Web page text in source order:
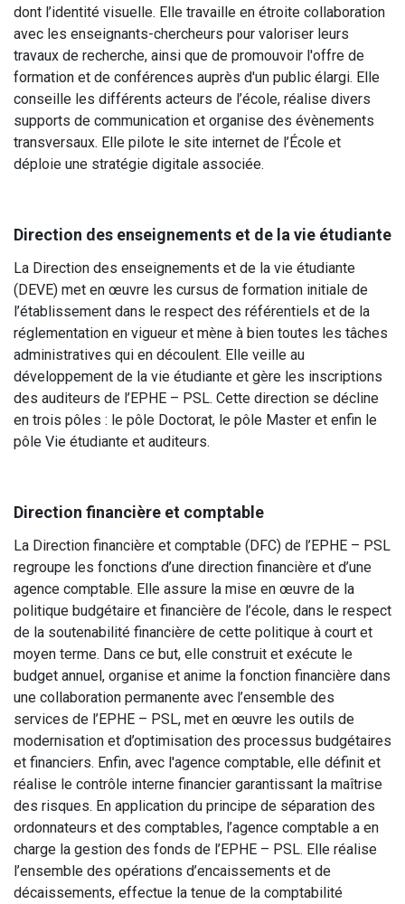
dont l’identité visuelle. Elle travaille en étroite collaboration
avec les enseignants-chercheurs pour valoriser leurs
travaux de recherche, ainsi que de promouvoir l'offre de
formation et de conférences auprès d'un public élargi. Elle
conseille les différents acteurs de l’école, réalise divers
supports de communication et organise des évènements
transversaux. Elle pilote le site internet de l’École et
déploie une stratégie digitale associée.
Direction des enseignements et de la vie étudiante
La Direction des enseignements et de la vie étudiante
(DEVE) met en œuvre les cursus de formation initiale de
l’établissement dans le respect des référentiels et de la
réglementation en vigueur et mène à bien toutes les tâches
administratives qui en découlent. Elle veille au
développement de la vie étudiante et gère les inscriptions
des auditeurs de l’EPHE – PSL. Cette direction se décline
en trois pôles : le pôle Doctorat, le pôle Master et enfin le
pôle Vie étudiante et auditeurs.
Direction financière et comptable
La Direction financière et comptable (DFC) de l’EPHE – PSL
regroupe les fonctions d’une direction financière et d’une
agence comptable. Elle assure la mise en œuvre de la
politique budgétaire et financière de l’école, dans le respect
de la soutenabilité financière de cette politique à court et
moyen terme. Dans ce but, elle construit et exécute le
budget annuel, organise et anime la fonction financière dans
une collaboration permanente avec l’ensemble des
services de l’EPHE – PSL, met en œuvre les outils de
modernisation et d’optimisation des processus budgétaires
et financiers. Enfin, avec l'agence comptable, elle définit et
réalise le contrôle interne financier garantissant la maîtrise
des risques. En application du principe de séparation des
ordonnateurs et des comptables, l’agence comptable a en
charge la gestion des fonds de l’EPHE – PSL. Elle réalise
l’ensemble des opérations d’encaissements et de
décaissements, effectue la tenue de la comptabilité